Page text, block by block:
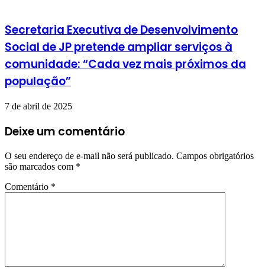
Secretaria Executiva de Desenvolvimento
Social de JP pretende ampliar serviços à
comunidade: “Cada vez mais próximos da
população”
7 de abril de 2025
Deixe um comentário
O seu endereço de e-mail não será publicado. Campos obrigatórios
são marcados com *
Comentário *